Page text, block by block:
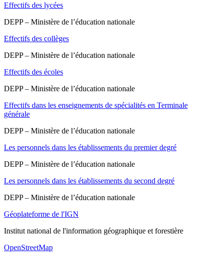
Effectifs des lycées
DEPP – Ministère de l’éducation nationale
Effectifs des collèges
DEPP – Ministère de l’éducation nationale
Effectifs des écoles
DEPP – Ministère de l’éducation nationale
Effectifs dans les enseignements de spécialités en Terminale
générale
DEPP – Ministère de l’éducation nationale
Les personnels dans les établissements du premier degré
DEPP – Ministère de l’éducation nationale
Les personnels dans les établissements du second degré
DEPP – Ministère de l’éducation nationale
Géoplateforme de l'IGN
Institut national de l'information géographique et forestière
OpenStreetMap